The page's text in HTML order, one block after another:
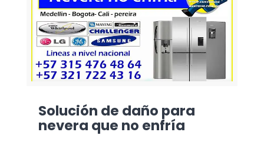
Solución de daño para
nevera que no enfría